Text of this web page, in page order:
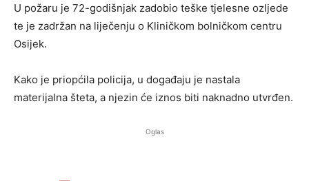
U požaru je 72-godišnjak zadobio teške tjelesne ozljede
te je zadržan na liječenju o Kliničkom bolničkom centru
Osijek.
Kako je priopćila policija, u događaju je nastala
materijalna šteta, a njezin će iznos biti naknadno utvrđen.
Oglas